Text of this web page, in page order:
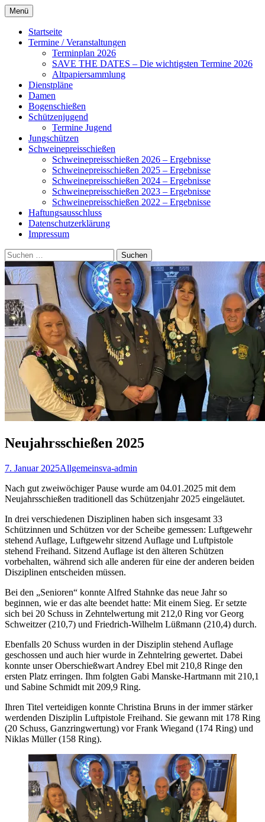
Zum
Inhalt
springen
Schützenverein Ahnsbeck
Ahnsbeck
Menü
Startseite
Termine / Veranstaltungen
Terminplan 2026
SAVE THE DATES – Die wichtigsten Termine 2026
Altpapiersammlung
Dienstpläne
Damen
Bogenschießen
Schützenjugend
Termine Jugend
Jungschützen
Schweinepreisschießen
Schweinepreisschießen 2026 – Ergebnisse
Schweinepreisschießen 2025 – Ergebnisse
Schweinepreisschießen 2024 – Ergebnisse
Schweinepreisschießen 2023 – Ergebnisse
Schweinepreisschießen 2022 – Ergebnisse
Haftungsausschluss
Datenschutzerklärung
Impressum
Suchen
nach:
Neujahrsschießen 2025
7. Januar 2025Allgemeinsva-admin
Nach gut zweiwöchiger Pause wurde am 04.01.2025 mit dem
Neujahrsschießen traditionell das Schützenjahr 2025 eingeläutet.
In drei verschiedenen Disziplinen haben sich insgesamt 33
Schützinnen und Schützen vor der Scheibe gemessen: Luftgewehr
stehend Auflage, Luftgewehr sitzend Auflage und Luftpistole
stehend Freihand. Sitzend Auflage ist den älteren Schützen
vorbehalten, während sich alle anderen für eine der anderen beiden
Disziplinen entscheiden müssen.
Bei den „Senioren“ konnte Alfred Stahnke das neue Jahr so
beginnen, wie er das alte beendet hatte: Mit einem Sieg. Er setzte
sich bei 20 Schuss in Zehntelwertung mit 212,0 Ring vor Georg
Schweitzer (210,7) und Friedrich-Wilhelm Lüßmann (210,4) durch.
Ebenfalls 20 Schuss wurden in der Disziplin stehend Auflage
geschossen und auch hier wurde in Zehntelring gewertet. Dabei
konnte unser Oberschießwart Andrey Ebel mit 210,8 Ringe den
ersten Platz erringen. Ihm folgten Gabi Manske-Hartmann mit 210,1
und Sabine Schmidt mit 209,9 Ring.
Ihren Titel verteidigen konnte Christina Bruns in der immer stärker
werdenden Disziplin Luftpistole Freihand. Sie gewann mit 178 Ring
(20 Schuss, Ganzringwertung) vor Frank Wiegand (174 Ring) und
Niklas Müller (158 Ring).